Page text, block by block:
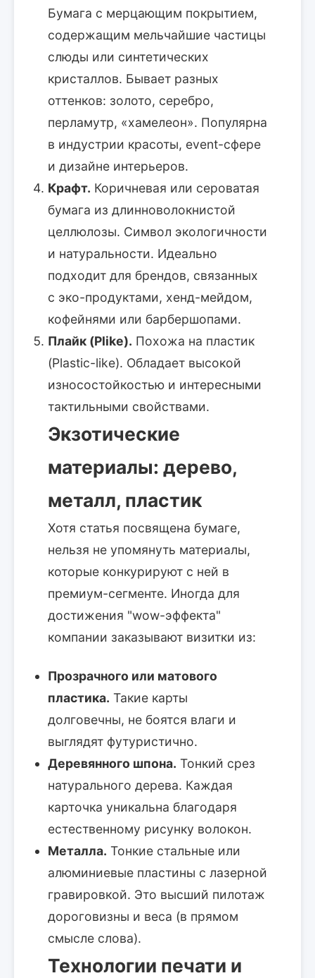
Бумага с мерцающим покрытием,
содержащим мельчайшие частицы
слюды или синтетических
кристаллов. Бывает разных
оттенков: золото, серебро,
перламутр, «хамелеон». Популярна
в индустрии красоты, event-сфере
и дизайне интерьеров.
Крафт. Коричневая или сероватая
бумага из длинноволокнистой
целлюлозы. Символ экологичности
и натуральности. Идеально
подходит для брендов, связанных
с эко-продуктами, хенд-мейдом,
кофейнями или барбершопами.
Плайк (Plike). Похожа на пластик
(Plastic-like). Обладает высокой
износостойкостью и интересными
тактильными свойствами.
Экзотические
материалы: дерево,
металл, пластик
Хотя статья посвящена бумаге,
нельзя не упомянуть материалы,
которые конкурируют с ней в
премиум-сегменте. Иногда для
достижения "wow-эффекта"
компании заказывают визитки из:
Прозрачного или матового
пластика. Такие карты
долговечны, не боятся влаги и
выглядят футуристично.
Деревянного шпона. Тонкий срез
натурального дерева. Каждая
карточка уникальна благодаря
естественному рисунку волокон.
Металла. Тонкие стальные или
алюминиевые пластины с лазерной
гравировкой. Это высший пилотаж
дороговизны и веса (в прямом
смысле слова).
Технологии печати и